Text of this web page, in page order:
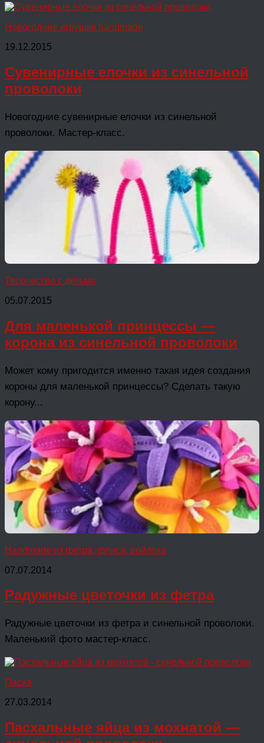
Новогодние игрушки handmade
19.12.2015
Сувенирные елочки из синельной
проволоки
Новогодние сувенирные елочки из синельной
проволоки. Мастер-класс.
Творчество с детьми
05.07.2015
Для маленькой принцессы —
корона из синельной проволоки
Может кому пригодится именно такая идея создания
короны для маленькой принцессы? Сделать такую
корону...
Handmade из фетра, флиса, войлока
07.07.2014
Радужные цветочки из фетра
Радужные цветочки из фетра и синельной проволоки.
Маленький фото мастер-класс.
Пасха
27.03.2014
Пасхальные яйца из мохнатой —